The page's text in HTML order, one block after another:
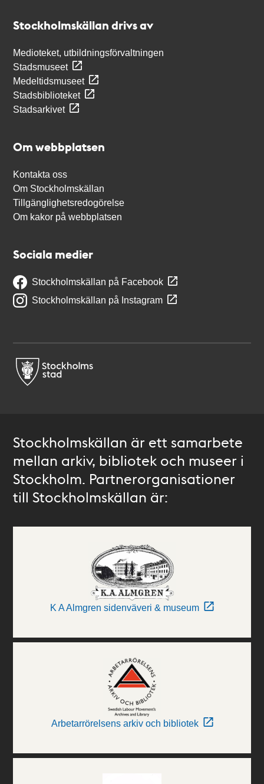
Stockholmskällan drivs av
Medioteket, utbildningsförvaltningen
Stadsmuseet
Medeltidsmuseet
Stadsbiblioteket
Stadsarkivet
Om webbplatsen
Kontakta oss
Om Stockholmskällan
Tillgänglighetsredogörelse
Om kakor på webbplatsen
Sociala medier
Stockholmskällan på Facebook
Stockholmskällan på Instagram
Stockholmskällan är ett samarbete
mellan arkiv, bibliotek och museer i
Stockholm. Partnerorganisationer
till Stockholmskällan är:
K A Almgren sidenväveri & museum
Arbetarrörelsens arkiv och bibliotek